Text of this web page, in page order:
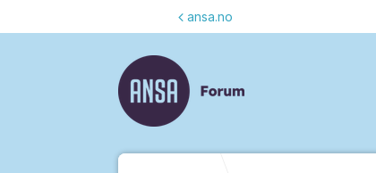
ansa.no